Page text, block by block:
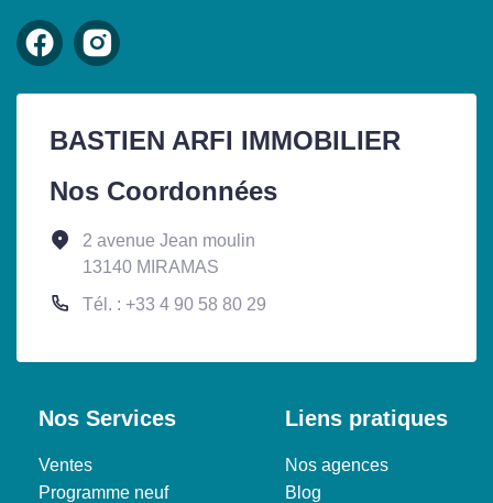
BASTIEN ARFI IMMOBILIER
Nos Coordonnées
2 avenue Jean moulin
13140 MIRAMAS
Tél. : +33 4 90 58 80 29
Nos Services
Ventes
Programme neuf
Liens pratiques
Nos agences
Blog